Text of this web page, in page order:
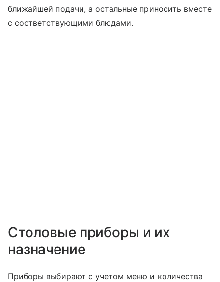
ближайшей подачи, а остальные приносить вместе
с соответствующими блюдами.
Столовые приборы и их
назначение
Приборы выбирают с учетом меню и количества